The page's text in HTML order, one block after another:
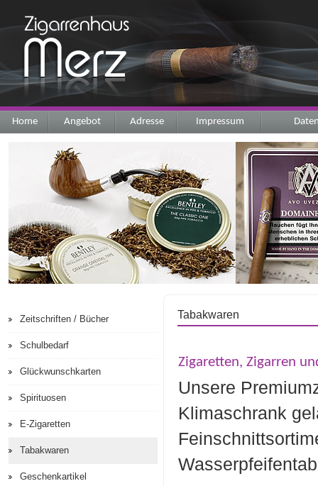
Home Angebot Adresse Impressum
Zeitschriften / Bücher
Schulbedarf
Glückwunschkarten
Spirituosen
E-Zigaretten
Tabakwaren
Geschenkartikel
Tabakwaren
Zigaretten, Zigarren
Unsere
Klimaschrank